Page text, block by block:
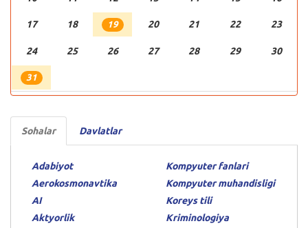
17 18 19 20 21 22 23
24 25 26 27 28 29 30
31
Sohalar Davlatlar
Adabiyot
Aerokosmonavtika
AI
Aktyorlik
Kompyuter fanlari
Kompyuter muhandisligi
Koreys tili
Kriminologiya